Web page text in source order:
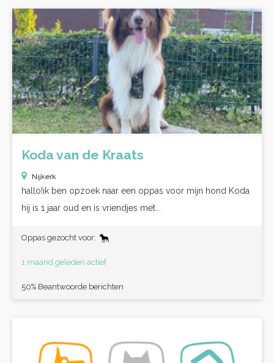
Koda van de Kraats
Nijkerk
hallo!ik ben opzoek naar een oppas voor mijn hond Koda
hij is 1 jaar oud en is vriendjes met...
Oppas gezocht voor:
1 maand geleden actief
50% Beantwoorde berichten